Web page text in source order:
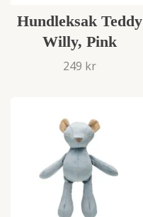
Hundleksak Teddy
Willy, Pink
249 kr